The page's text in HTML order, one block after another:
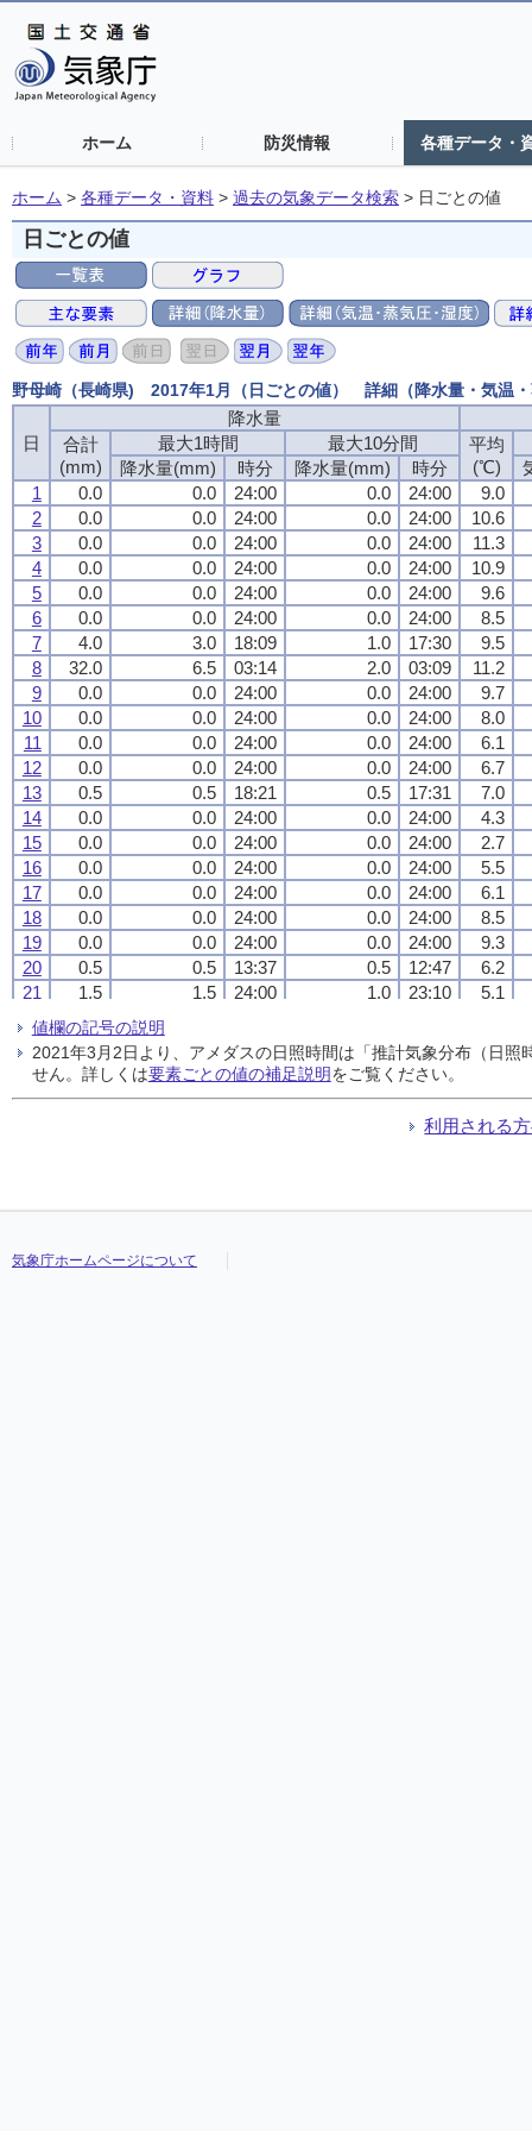
ホーム 防災情報 各種データ・
ホーム > 各種データ・資料 > 過去の気象データ検索 > 日ごとの値
日ごとの値
野母崎（長崎県) 2017年1月（日ごとの値） 詳細（降水量・気温・
日
降水量
合計
(mm)
最大1時間 最大10分間
平均
(℃)
降水量(mm) 時分 降水量(mm) 時分
1
0.0 0.0 24:00 0.0 24:00
9.0
2
0.0 0.0 24:00 0.0 24:00
10.6
3
0.0 0.0 24:00 0.0 24:00
11.3
4
0.0 0.0 24:00 0.0 24:00
10.9
5
0.0 0.0 24:00 0.0 24:00
9.6
6
0.0 0.0 24:00 0.0 24:00
8.5
7
4.0 3.0 18:09 1.0 17:30
9.5
8
32.0 6.5 03:14 2.0 03:09
11.2
9
0.0 0.0 24:00 0.0 24:00
9.7
10
0.0 0.0 24:00 0.0 24:00
8.0
11
0.0 0.0 24:00 0.0 24:00
6.1
12
0.0 0.0 24:00 0.0 24:00
6.7
13
0.5 0.5 18:21 0.5 17:31
7.0
14
0.0 0.0 24:00 0.0 24:00
4.3
15
0.0 0.0 24:00 0.0 24:00
2.7
16
0.0 0.0 24:00 0.0 24:00
5.5
17
0.0 0.0 24:00 0.0 24:00
6.1
18
0.0 0.0 24:00 0.0 24:00
8.5
19
0.0 0.0 24:00 0.0 24:00
9.3
20
0.5 0.5 13:37 0.5 12:47
6.2
21
1.5 1.5 24:00 1.0 23:10
5.1
22
0.5
23
1.0 0.5 18:56 0.5 18:06
2.5
24
0.0 0.0 24:00 0.0 24:00
2.9
24:00
6.7
30
0.0 0.0 24:00 0.0 24:00
8.3
日
降水量
合計
(mm)
最大1時間 最大10分間
平均
(℃)
降水量(mm) 時分 降水量(mm) 時分
1
0.0 0.0 24:00 0.0 24:00
9.0
2
0.0 0.0 24:00 0.0 24:00
10.6
3
0.0 0.0 24:00 0.0 24:00
11.3
4
0.0 0.0 24:00 0.0 24:00
10.9
5
0.0 0.0 24:00 0.0 24:00
9.6
6
0.0 0.0 24:00 0.0 24:00
8.5
7
4.0 3.0 18:09 1.0 17:30
9.5
8
32.0 6.5 03:14 2.0 03:09
11.2
9
0.0 0.0 24:00 0.0 24:00
9.7
10
0.0 0.0 24:00 0.0 24:00
8.0
11
0.0 0.0 24:00 0.0 24:00
6.1
12
0.0 0.0 24:00 0.0 24:00
6.7
13
0.5 0.5 18:21 0.5 17:31
7.0
14
0.0 0.0 24:00 0.0 24:00
4.3
15
0.0 0.0 24:00 0.0 24:00
2.7
16
0.0 0.0 24:00 0.0 24:00
5.5
17
0.0 0.0 24:00 0.0 24:00
6.1
18
0.0 0.0 24:00 0.0 24:00
8.5
19
0.0 0.0 24:00 0.0 24:00
9.3
20
0.5 0.5 13:37 0.5 12:47
6.2
21
1.5 1.5 24:00 1.0 23:10
5.1
22
0.5
23
1.0 0.5 18:56 0.5 18:06
2.5
24
0.0 0.0 24:00 0.0 24:00
2.9
24:00
6.7
30
0.0 0.0 24:00 0.0 24:00
8.3
日
降水量
合計
(mm)
最大1時間 最大10分間
平均
(℃)
降水量(mm) 時分 降水量(mm) 時分
1
0.0 0.0 24:00 0.0 24:00
9.0
2
0.0 0.0 24:00 0.0 24:00
10.6
3
0.0 0.0 24:00 0.0 24:00
11.3
4
0.0 0.0 24:00 0.0 24:00
10.9
5
0.0 0.0 24:00 0.0 24:00
9.6
6
0.0 0.0 24:00 0.0 24:00
8.5
7
4.0 3.0 18:09 1.0 17:30
9.5
8
32.0 6.5 03:14 2.0 03:09
11.2
9
0.0 0.0 24:00 0.0 24:00
9.7
10
0.0 0.0 24:00 0.0 24:00
8.0
11
0.0 0.0 24:00 0.0 24:00
6.1
12
0.0 0.0 24:00 0.0 24:00
6.7
13
0.5 0.5 18:21 0.5 17:31
7.0
14
0.0 0.0 24:00 0.0 24:00
4.3
15
0.0 0.0 24:00 0.0 24:00
2.7
16
0.0 0.0 24:00 0.0 24:00
5.5
17
0.0 0.0 24:00 0.0 24:00
6.1
18
0.0 0.0 24:00 0.0 24:00
8.5
19
0.0 0.0 24:00 0.0 24:00
9.3
20
0.5 0.5 13:37 0.5 12:47
6.2
21
1.5 1.5 24:00 1.0 23:10
5.1
22
0.5
23
1.0 0.5 18:56 0.5 18:06
2.5
24
0.0 0.0 24:00 0.0 24:00
2.9
24:00
6.7
30
0.0 0.0 24:00 0.0 24:00
8.3
日
降水量
合計
(mm)
最大1時間 最大10分間
平均
(℃)
降水量(mm) 時分 降水量(mm) 時分
1
0.0 0.0 24:00 0.0 24:00
9.0
2
0.0 0.0 24:00 0.0 24:00
10.6
3
0.0 0.0 24:00 0.0 24:00
11.3
4
0.0 0.0 24:00 0.0 24:00
10.9
5
0.0 0.0 24:00 0.0 24:00
9.6
6
0.0 0.0 24:00 0.0 24:00
8.5
7
4.0 3.0 18:09 1.0 17:30
9.5
8
32.0 6.5 03:14 2.0 03:09
11.2
9
0.0 0.0 24:00 0.0 24:00
9.7
10
0.0 0.0 24:00 0.0 24:00
8.0
11
0.0 0.0 24:00 0.0 24:00
6.1
12
0.0 0.0 24:00 0.0 24:00
6.7
13
0.5 0.5 18:21 0.5 17:31
7.0
14
0.0 0.0 24:00 0.0 24:00
4.3
15
0.0 0.0 24:00 0.0 24:00
2.7
16
0.0 0.0 24:00 0.0 24:00
5.5
17
0.0 0.0 24:00 0.0 24:00
6.1
18
0.0 0.0 24:00 0.0 24:00
8.5
19
0.0 0.0 24:00 0.0 24:00
9.3
20
0.5 0.5 13:37 0.5 12:47
6.2
21
1.5 1.5 24:00 1.0 23:10
5.1
22
0.5
23
1.0 0.5 18:56 0.5 18:06
2.5
24
0.0 0.0 24:00 0.0 24:00
2.9
24:00
6.7
30
0.0 0.0 24:00 0.0 24:00
8.3
値欄の記号の説明
2021年3月2日より、アメダスの日照時間は「推計気象分布（日
せん。詳しくは要素ごとの値の補足説明をご覧ください。
利用される
気象庁ホームページについて